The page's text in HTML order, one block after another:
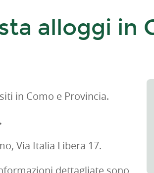
alloggi in
in Como e Provincia.
Via Italia Libera 17.